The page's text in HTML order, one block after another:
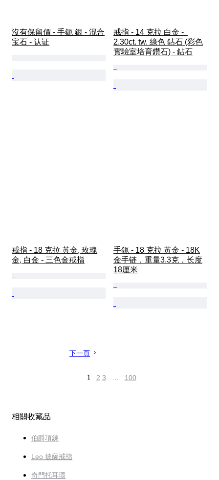
沒有保留價 - 手鈪 銀 - 混合
宝石 - 认证
戒指 - 14 克拉 白金 -
2.30ct. tw. 綠色 鉆石 (彩色
實驗室培育鑽石) - 鉆石
戒指 - 18 克拉 黃金, 玫瑰
金, 白金 - 三色金戒指
手鈪 - 18 克拉 黃金 - 18K
金手链，重量3.3克，长度
18厘米
下一頁
1 2 3 … 100
相關收藏品
伯爵項鍊
Leo 披薩戒指
奇門托耳環